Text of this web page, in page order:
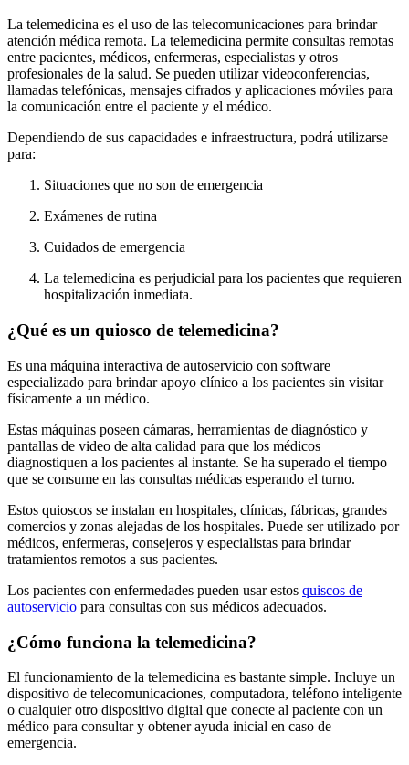
La telemedicina es el uso de las telecomunicaciones para brindar
atención médica remota. La telemedicina permite consultas remotas
entre pacientes, médicos, enfermeras, especialistas y otros
profesionales de la salud. Se pueden utilizar videoconferencias,
llamadas telefónicas, mensajes cifrados y aplicaciones móviles para
la comunicación entre el paciente y el médico.
Dependiendo de sus capacidades e infraestructura, podrá utilizarse
para:
Situaciones que no son de emergencia
Exámenes de rutina
Cuidados de emergencia
La telemedicina es perjudicial para los pacientes que requieren
hospitalización inmediata.
¿Qué es un quiosco de telemedicina?
Es una máquina interactiva de autoservicio con software
especializado para brindar apoyo clínico a los pacientes sin visitar
físicamente a un médico.
Estas máquinas poseen cámaras, herramientas de diagnóstico y
pantallas de video de alta calidad para que los médicos
diagnostiquen a los pacientes al instante. Se ha superado el tiempo
que se consume en las consultas médicas esperando el turno.
Estos quioscos se instalan en hospitales, clínicas, fábricas, grandes
comercios y zonas alejadas de los hospitales. Puede ser utilizado por
médicos, enfermeras, consejeros y especialistas para brindar
tratamientos remotos a sus pacientes.
Los pacientes con enfermedades pueden usar estos quiscos de
autoservicio para consultas con sus médicos adecuados.
¿Cómo funciona la telemedicina?
El funcionamiento de la telemedicina es bastante simple. Incluye un
dispositivo de telecomunicaciones, computadora, teléfono inteligente
o cualquier otro dispositivo digital que conecte al paciente con un
médico para consultar y obtener ayuda inicial en caso de
emergencia.